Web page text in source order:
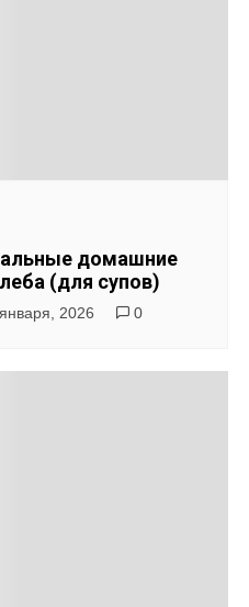
домашние
(для супов)
2026 0